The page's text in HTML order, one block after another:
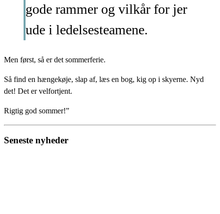
gode rammer og vilkår for jer
ude i ledelsesteamene.
Men først, så er det sommerferie.
Så find en hængekøje, slap af, læs en bog, kig op i skyerne. Nyd
det! Det er velfortjent.
Rigtig god sommer!”
Seneste nyheder